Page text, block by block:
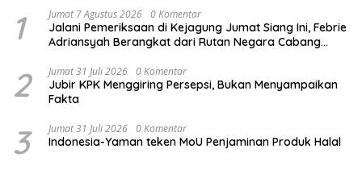
1 Jumat 7 Agustus 2026 0 Komentar
Jalani Pemeriksaan di Kejagung Jumat Siang Ini, Febrie
Adriansyah Berangkat dari Rutan Negara Cabang
2 Jumat 31 Juli 2026 0 Komentar
Jubir KPK Menggiring Persepsi, Bukan Menyampaikan
Fakta
3 Jumat 31 Juli 2026 0 Komentar
Indonesia-Yaman teken MoU Penjaminan Produk Halal